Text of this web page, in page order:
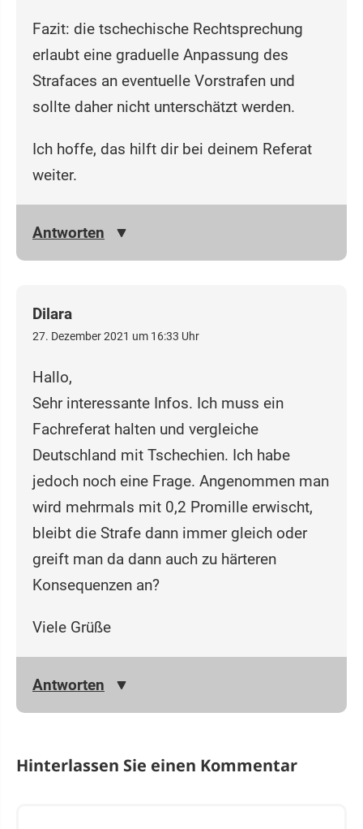
Fazit: die tschechische Rechtsprechung
erlaubt eine graduelle Anpassung des
Strafaces an eventuelle Vorstrafen und
sollte daher nicht unterschätzt werden.
Ich hoffe, das hilft dir bei deinem Referat
weiter.
Antworten
Dilara
27. Dezember 2021 um 16:33 Uhr
Hallo,
Sehr interessante Infos. Ich muss ein
Fachreferat halten und vergleiche
Deutschland mit Tschechien. Ich habe
jedoch noch eine Frage. Angenommen man
wird mehrmals mit 0,2 Promille erwischt,
bleibt die Strafe dann immer gleich oder
greift man da dann auch zu härteren
Konsequenzen an?
Viele Grüße
Antworten
Hinterlassen Sie einen Kommentar